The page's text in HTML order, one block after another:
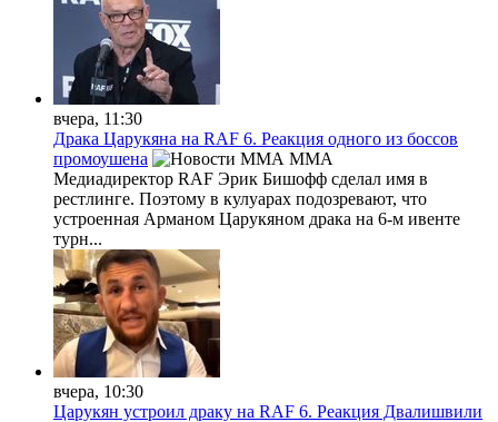
вчера, 11:30
Драка Царукяна на RAF 6. Реакция одного из боссов
промоушена
MMA
Медиадиректор RAF Эрик Бишофф сделал имя в
рестлинге. Поэтому в кулуарах подозревают, что
устроенная Арманом Царукяном драка на 6-м ивенте
турн...
вчера, 10:30
Царукян устроил драку на RAF 6. Реакция Двалишвили